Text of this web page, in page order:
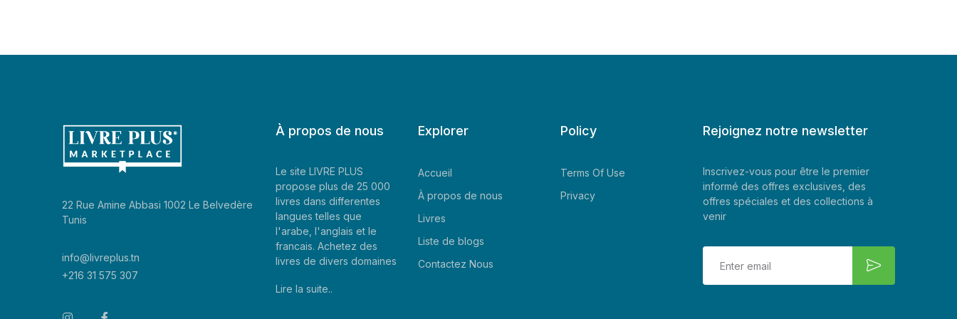
22 Rue Amine Abbasi 1002 Le Belvedère
Tunis
info@livreplus.tn
+216 31 575 307
À propos de nous
Le site LIVRE PLUS
propose plus de 25 000
livres dans differentes
langues telles que
l'arabe, l'anglais et le
francais. Achetez des
livres de divers domaines
Lire la suite..
Explorer
Accueil
À propos de nous
Livres
Liste de blogs
Contactez Nous
Policy
Terms Of Use
Privacy
Rejoignez notre newsletter
Inscrivez-vous pour être le premier
informé des offres exclusives, des
offres spéciales et des collections à
venir